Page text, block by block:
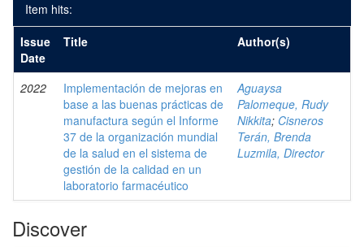
Item hits:
Issue
Date
Title Author(s)
2022
Implementación de mejoras en
base a las buenas prácticas de
manufactura según el Informe
37 de la organización mundial
de la salud en el sistema de
gestión de la calidad en un
laboratorio farmacéutico
Aguaysa
Palomeque, Rudy
Nikkita; Cisneros
Terán, Brenda
Luzmila, Director
Discover